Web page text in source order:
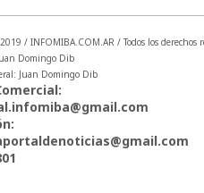
/ INFOMIBA.COM.AR / Todos los derechos
Domingo Dib
Juan Domingo Dib